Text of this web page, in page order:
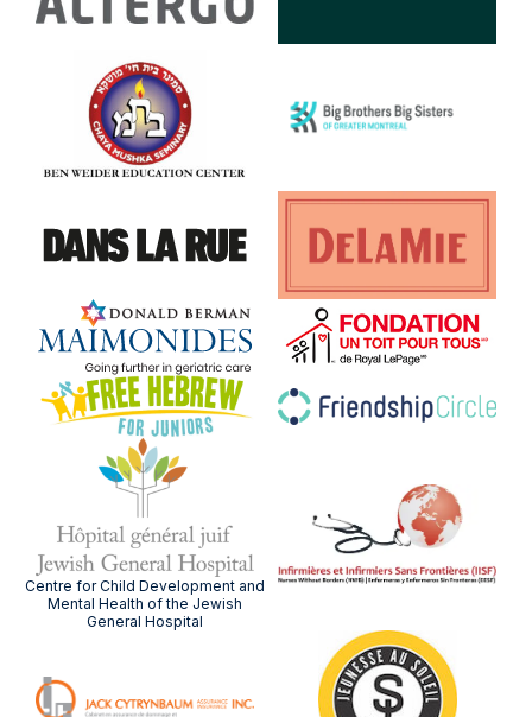
Centre for Child Development and
Mental Health of the Jewish
General Hospital